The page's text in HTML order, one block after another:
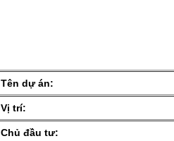
Tên dự án:
Vị trí:
Chủ đầu tư: